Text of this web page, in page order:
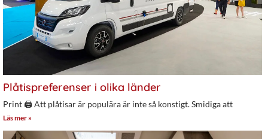
Plåtispreferenser i olika länder
Print 🖨 Att plåtisar är populära är inte så konstigt. Smidiga att
Läs mer »